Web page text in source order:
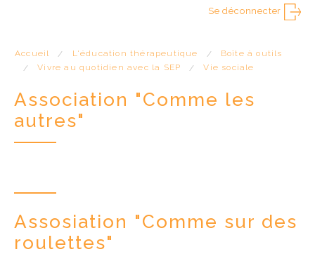
ACCÈS PRO
Se déconnecter
Accueil L'éducation thérapeutique
Boîte à outils
Vivre au quotidien avec la SEP
Vie sociale
Association "Comme les
autres"
Assosiation "Comme sur des
roulettes"